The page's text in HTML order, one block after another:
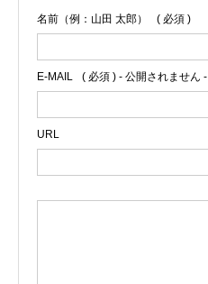
名前（例：山田 太郎） ( 必須 )
E-MAIL ( 必須 ) - 公開されません -
URL